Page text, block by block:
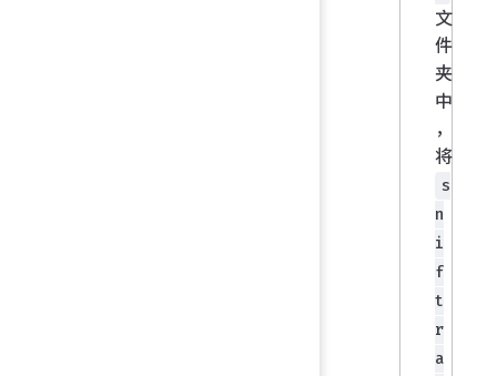
文
件
夹
中
，
将
s
n
i
f
t
r
a